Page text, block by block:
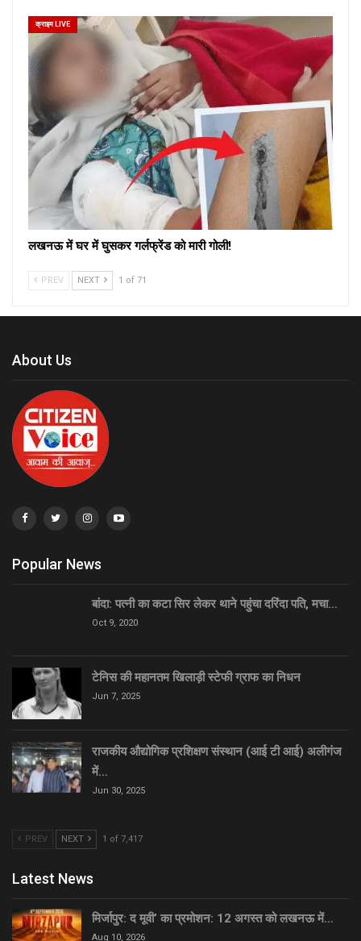
क्राइम LIVE
लखनऊ में घर में घुसकर गर्लफ्रेंड को मारी गोली!
PREV NEXT 1 of 71
About Us
Popular News
बांदा: पत्नी का कटा सिर लेकर थाने पहुंचा दरिंदा पति, मचा…
Oct 9, 2020
टेनिस की महानतम खिलाड़ी स्टेफी ग्राफ का निधन
Jun 7, 2025
राजकीय औद्योगिक प्रशिक्षण संस्थान (आई टी आई) अलीगंज
में…
Jun 30, 2025
PREV NEXT 1 of 7,417
Latest News
मिर्जापुर: द मूवी’ का प्रमोशन: 12 अगस्त को लखनऊ में…
Aug 10, 2026